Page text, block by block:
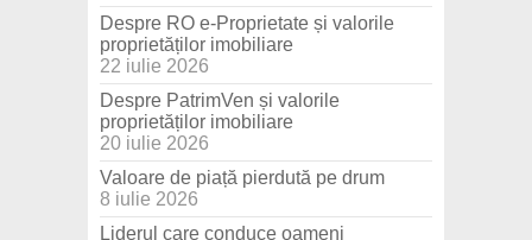
Despre RO e-Proprietate și valorile
proprietăților imobiliare
22 iulie 2026
Despre PatrimVen și valorile
proprietăților imobiliare
20 iulie 2026
Valoare de piață pierdută pe drum
8 iulie 2026
Liderul care conduce oameni